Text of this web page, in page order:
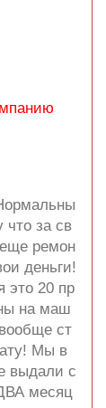
что за св
ремон
деньги!
это 20 пр
на маш
ст
Мы в
выдали с
месяц